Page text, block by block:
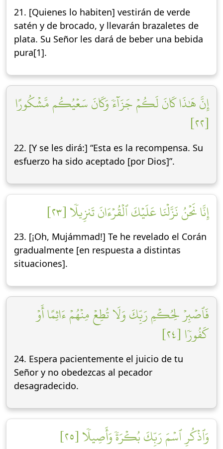
21. [Quienes lo habiten] vestirán de verde
satén y de brocado, y llevarán brazaletes de
plata. Su Señor les dará de beber una bebida
pura[1].
إِنَّ هَٰذَا كَانَ لَكُمۡ جَزَآءٗ وَكَانَ سَعۡيُكُم مَّشۡكُورًا
[٢٢]
22. [Y se les dirá:] “Esta es la recompensa. Su
esfuerzo ha sido aceptado [por Dios]”.
إِنَّا نَحۡنُ نَزَّلۡنَا عَلَيۡكَ ٱلۡقُرۡءَانَ تَنزِيلٗا [٢٣]
23. [¡Oh, Mujámmad!] Te he revelado el Corán
gradualmente [en respuesta a distintas
situaciones].
فَٱصۡبِرۡ لِحُكۡمِ رَبِّكَ وَلَا تُطِعۡ مِنۡهُمۡ ءَاثِمًا أَوۡ
كَفُورٗا [٢٤]
24. Espera pacientemente el juicio de tu
Señor y no obedezcas al pecador
desagradecido.
وَٱذۡكُرِ ٱسۡمَ رَبِّكَ بُكۡرَةٗ وَأَصِيلٗا [٢٥]